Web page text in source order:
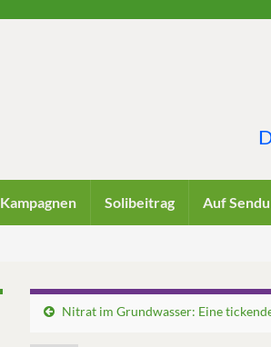
Kampagnen Solibeitrag Auf
Nitrat im Grundwasser: Eine